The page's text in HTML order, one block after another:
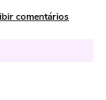
comentários